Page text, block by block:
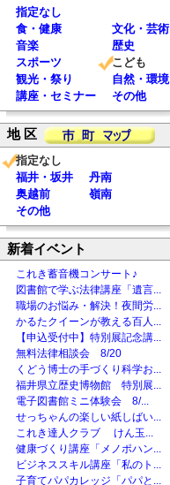
指定なし
食・健康
文化・芸術
音楽
歴史
スポーツ
こども
観光・祭り
自然・環境
講座・セミナー
その他
地 区
指定なし
福井・坂井
丹南
奥越前
嶺南
その他
新着イベント
これき蓄音機コンサート♪
図書館で学ぶ法律講座「遺言...
職場のお悩み・解決！夜間労...
かるたクイーンが教える百人...
【申込受付中】特別展記念講...
無料法律相談会 8/20
くどう博士の手づくり科学お...
福井県立歴史博物館 特別展...
電子図書館ミニ体験会 8/...
せっちゃんの楽しい紙しばい...
これき達人クラブ けん玉...
健康づくり講座「メノポハン...
ビジネススキル講座「私のト...
子育てパパカレッジ「パパと...